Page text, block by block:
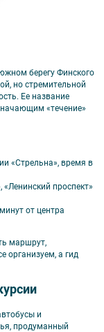
берегу Финского
но стремительной
Ее название
«течение»
«Стрельна», время в
проспект»
от центра
маршрут,
организуем, а гид
и
продуманный